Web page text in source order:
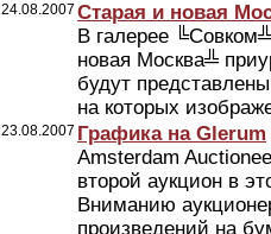
24.08.2007 Старая и новая
В галерее
новая Москва╩
будут
на которых
23.08.2007 Графика на Glerum
Amsterdam
второй аукцион в
Вниманию
произведений на